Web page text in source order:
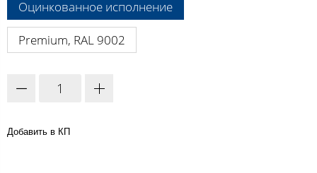
Оцинкованное исполнение
Premium, RAL 9002
Добавить в КП